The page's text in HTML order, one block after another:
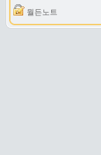
월든노트